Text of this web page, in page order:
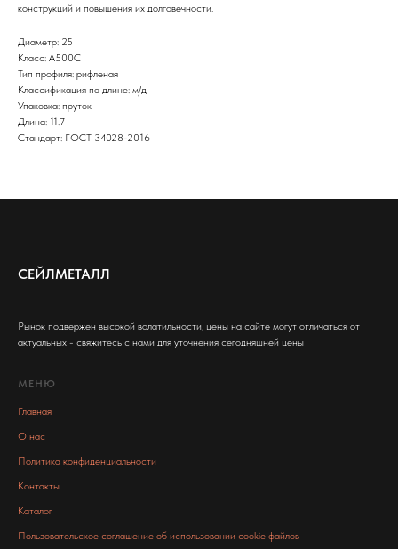
конструкций и повышения их долговечности.
Диаметр: 25
Класс: А500С
Тип профиля: рифленая
Классификация по длине: м/д
Упаковка: пруток
Длина: 11.7
Стандарт: ГОСТ 34028-2016
СЕЙЛМЕТАЛЛ
Рынок подвержен высокой волатильности, цены на сайте могут отличаться от
актуальных - свяжитесь с нами для уточнения сегодняшней цены
МЕНЮ
Главная
О нас
Политика конфиденциальности
Контакты
Каталог
Пользовательское соглашение об использовании cookie файлов